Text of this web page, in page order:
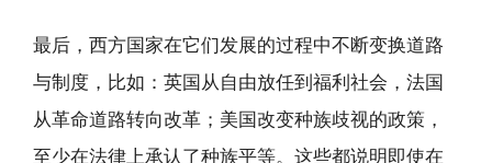
最后，西方国家在它们发展的过程中不断变换道路
与制度，比如：英国从自由放任到福利社会，法国
从革命道路转向改革；美国改变种族歧视的政策，
至少在法律上承认了种族平等。这些都说明即使在